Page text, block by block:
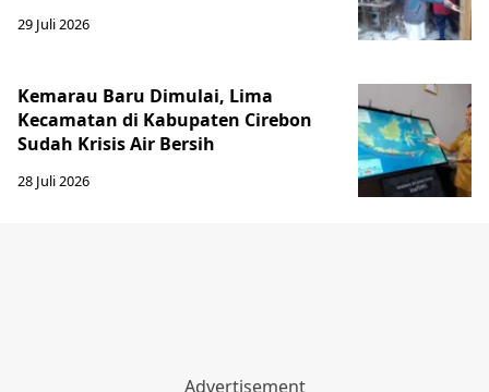
29 Juli 2026
Kemarau Baru Dimulai, Lima
Kecamatan di Kabupaten Cirebon
Sudah Krisis Air Bersih
28 Juli 2026